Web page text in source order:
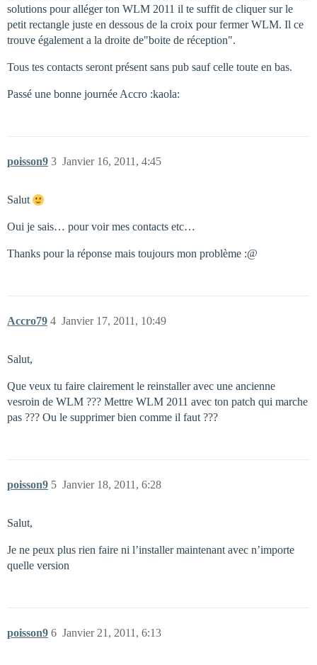
solutions pour alléger ton WLM 2011 il te suffit de cliquer sur le
petit rectangle juste en dessous de la croix pour fermer WLM. Il ce
trouve également a la droite de"boite de réception".
Tous tes contacts seront présent sans pub sauf celle toute en bas.
Passé une bonne journée Accro :kaola:
poisson9 Janvier 16, 2011, 4:45
3
Salut
Oui je sais… pour voir mes contacts etc…
Thanks pour la réponse mais toujours mon problème :@
Accro79 Janvier 17, 2011, 10:49
4
Salut,
Que veux tu faire clairement le reinstaller avec une ancienne
vesroin de WLM ??? Mettre WLM 2011 avec ton patch qui marche
pas ??? Ou le supprimer bien comme il faut ???
poisson9 Janvier 18, 2011, 6:28
5
Salut,
Je ne peux plus rien faire ni l’installer maintenant avec n’importe
quelle version
poisson9 Janvier 21, 2011, 6:13
6